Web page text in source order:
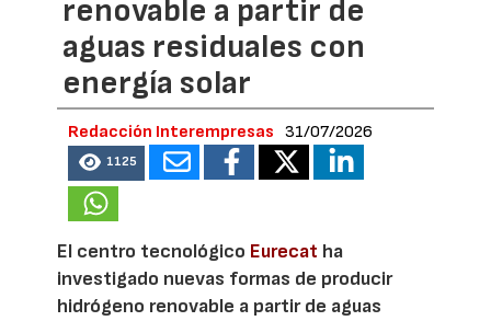
renovable a partir de
aguas residuales con
energía solar
Redacción Interempresas 31/07/2026
1125
El centro tecnológico Eurecat ha
investigado nuevas formas de producir
hidrógeno renovable a partir de aguas